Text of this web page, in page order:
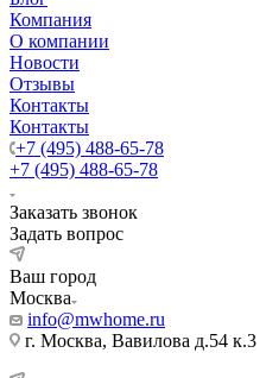
Компания
О компании
Новости
Отзывы
Контакты
Контакты
+7 (495) 488-65-78
+7 (495) 488-65-78
Заказать звонок
Задать вопрос
Ваш город
Москва
info@mwhome.ru
г. Москва, Вавилова д.54 к.3